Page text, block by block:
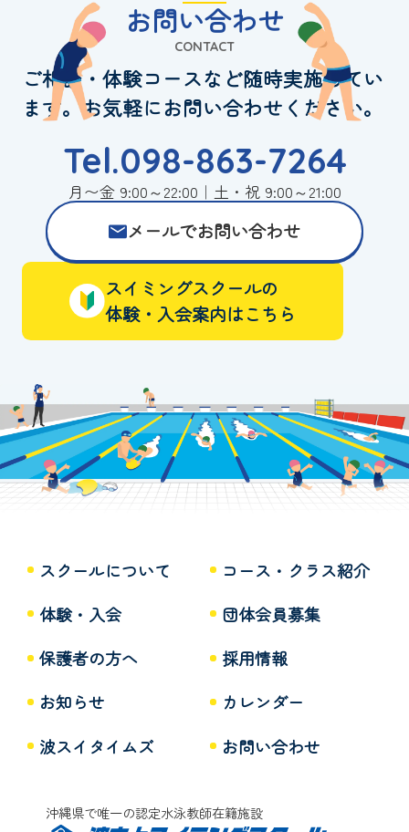
お問い合わせ
CONTACT
ご相談・体験コースなど随時実施してい
ます。お気軽にお問い合わせください。
Tel.098-863-7264
月〜金 9:00～22:00｜土・祝 9:00～21:00
メールでお問い合わせ
スイミングスクールの
体験・入会案内はこちら
スクールについて
コース・クラス紹介
体験・入会
団体会員募集
保護者の方へ
採用情報
お知らせ
カレンダー
波スイタイムズ
お問い合わせ
沖縄県で唯一の認定水泳教師在籍施設